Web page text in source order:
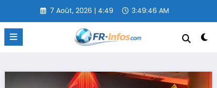
contenu
7 Août, 2026 | 4:49 3:49:47 AM